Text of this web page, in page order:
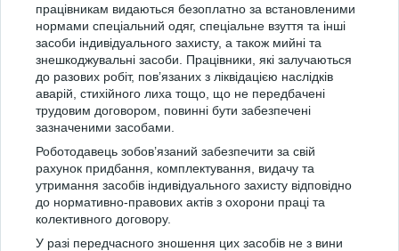
працівникам видаються безоплатно за встановленими
нормами спеціальний одяг, спеціальне взуття та інші
засоби індивідуального захисту, а також мийні та
знешкоджувальні засоби. Працівники, які залучаються
до разових робіт, пов’язаних з ліквідацією наслідків
аварій, стихійного лиха тощо, що не передбачені
трудовим договором, повинні бути забезпечені
зазначеними засобами.
Роботодавець зобов’язаний забезпечити за свій
рахунок придбання, комплектування, видачу та
утримання засобів індивідуального захисту відповідно
до нормативно-правових актів з охорони праці та
колективного договору.
У разі передчасного зношення цих засобів не з вини